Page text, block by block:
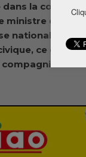
la commune
ministre d’État
nationale a
ce
de son